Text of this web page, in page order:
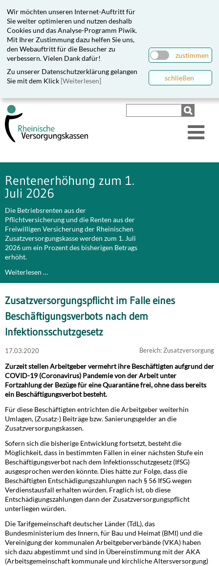
Wir möchten unseren Internet-Auftritt für
Sie weiter optimieren und nutzen deshalb
Cookies und das Analyse-Programm Piwik.
Mit Ihrer Zustimmung dazu helfen Sie uns,
den Webauftritt für die Besucher zu
verbessern. Vielen Dank dafür!
zustimmen
Zu unserer Datenschutzerklärung gelangen
Sie mit dem Klick [Weiterlesen] schließen
Rentenerhöhung zum 1.
Juli 2026
Die Betriebsrenten aus der
Pflichtversicherung und die Renten aus der
Freiwilligen Versicherung der Rheinischen
Zusatzversorgungskasse werden zum 1. Juli
2026 um ein Prozent des bisherigen Betrags
erhöht.
Weiterlesen …
Zusatzversorgungspflicht im Falle eines
Beschäftigungsverbots nach dem
Infektionsschutzgesetz
17.03.2020 Bereich: Zusatzversorgung
Zurzeit stellen Arbeitgeber vermehrt ihre Beschäftigten aufgrund der
COVID-19 (Coronavirus) Pandemie von der Arbeit unter
Fortzahlung der Bezüge für eine Quarantäne frei, ohne dass bereits
ein Beschäftigungsverbot besteht.
Für diese Beschäftigten entrichten die Arbeitgeber weiterhin
Umlagen, (Zusatz-) Beiträge bzw. Sanierungsgelder an die
Zusatzversorgungskassen.
Sofern sich die bisherige Entwicklung fortsetzt, besteht die
Möglichkeit, dass in bestimmten Fällen in einer nächsten Stufe ein
Beschäftigungsverbot nach dem Infektionsschutzgesetz (IfSG)
ausgesprochen werden könnte. Dies hätte zur Folge, dass die
Beschäftigten Entschädigungszahlungen nach § 56 IfSG wegen
Verdienstausfall erhalten würden. Fraglich ist, ob diese
Entschädigungszahlungen dann der Zusatzversorgungspflicht
unterliegen würden.
Die Tarifgemeinschaft deutscher Länder (TdL), das
Bundesministerium des Innern, für Bau und Heimat (BMI) und die
Vereinigung der kommunalen Arbeitgeberverbände (VKA) haben
sich dazu abgestimmt und sind in Übereinstimmung mit der AKA
(Arbeitsgemeinschaft kommunale und kirchliche Altersversorgung)